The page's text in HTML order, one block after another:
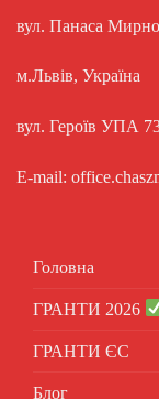
вул. Панаса
м.Львів, Україна
вул. Героїв УПА
E-mail:
Головна
ГРАНТИ 2026
ГРАНТИ ЄС
Блог